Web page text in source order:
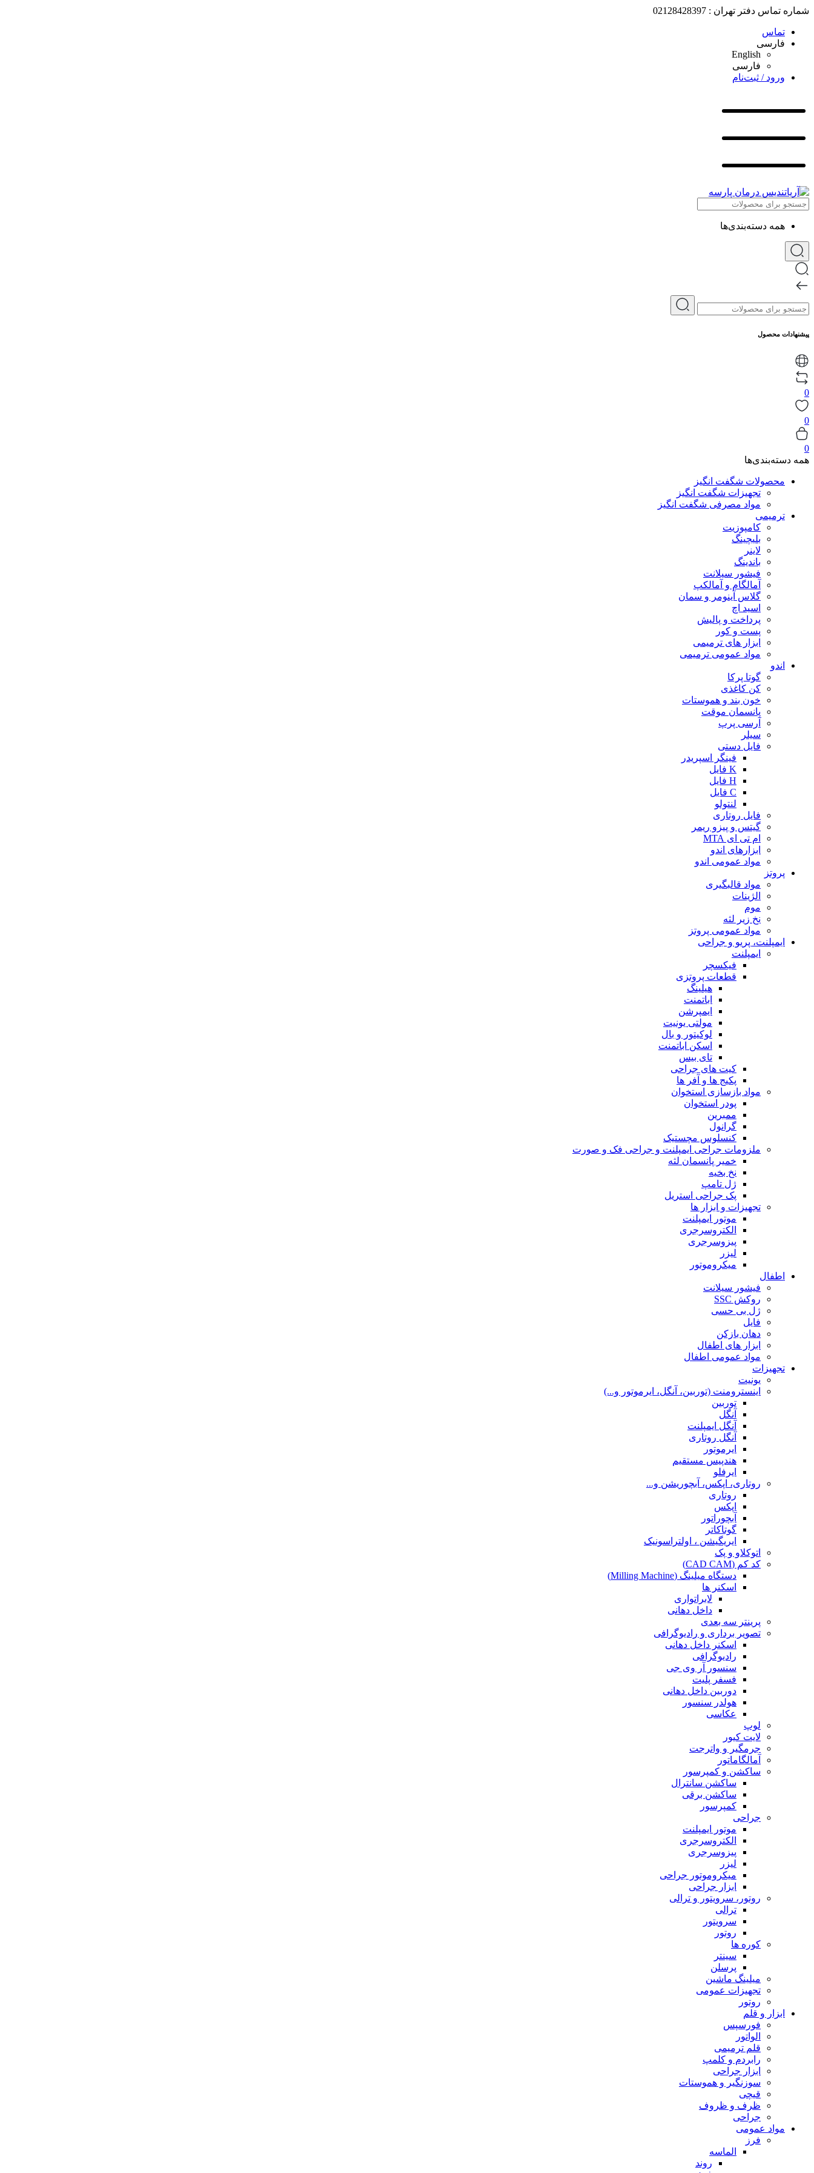
شماره تماس دفتر تهران : 02128428397
تماس
فارسی
English
فارسی
ورود / ثبت‌نام
همه دسته‌بندی‌ها
پیشنهادات محصول
0
0
0
همه دسته‌بندی‌ها
محصولات شگفت انگیز
تجهیزات شگفت انگیز
مواد مصرفی شگفت انگیز
ترمیمی
کامپوزیت
بلیچینگ
لاینر
باندینگ
فیشور سیلانت
آمالگام و آمالکپ
گلاس آینومر و سمان
اسید اچ
پرداخت و پالیش
پست و کور
ابزار های ترمیمی
مواد عمومی ترمیمی
اندو
گوتا پرکا
کن کاغذی
خون بند و هموستات
پانسمان موقت
آرسی پرپ
سیلر
فایل دستی
فینگر اسپریدر
K فایل
H فایل
C فایل
لنتولو
فایل روتاری
گیتس و پیزو ریمر
ام تی ای MTA
ابزارهای اندو
مواد عمومی اندو
پروتز
مواد قالبگیری
الژینات
موم
نخ زیر لثه
مواد عمومی پروتز
ایمپلنت، پریو و جراحی
ایمپلنت
فیکسچر
قطعات پروتزی
هیلینگ
اباتمنت
ایمپرشن
مولتی یونیت
لوکیتور و بال
اسکن اباتمنت
تای بیس
کیت های جراحی
پکیج ها و آفر ها
مواد بازسازی استخوان
پودر استخوان
ممبرین
گرانول
کنسلوس مچستیک
ملزومات جراحی ایمپلنت و جراحی فک و صورت
خمیر پانسمان لثه
نخ بخیه
ژل تامپ
پک جراحی استریل
تجهیزات و ابزار ها
موتور ایمپلنت
الکتروسرجری
پیزوسرجری
لیزر
میکروموتور
اطفال
فیشور سیلانت
روکش SSC
ژل بی حسی
فایل
دهان بازکن
ابزار های اطفال
مواد عمومی اطفال
تجهیزات
یونیت
اینسترومنت (توربین، آنگل، ایرموتور و...)
توربین
آنگل
آنگل ایمپلنت
آنگل روتاری
ایرموتور
هندپیس مستقیم
ایرفلو
روتاری، اپکس، آبچوریشن و...
روتاری
اپکس
آبچوراتور
گوتاکاتر
ایریگیشن ، اولتراسونیک
اتوکلاو و پک
کد کم (CAD CAM)
دستگاه میلینگ (Milling Machine)
اسکنر ها
لابراتواری
داخل دهانی
پرینتر سه بعدی
تصویر برداری و رادیوگرافی
اسکنر داخل دهانی
رادیوگرافی
سنسور آر وی جی
فسفر پلیت
دوربین داخل دهانی
هولدر سنسور
عکاسی
لوپ
لایت کیور
جرمگیر و واترجت
آمالگاماتور
ساکشن و کمپرسور
ساکشن سانترال
ساکشن برقی
کمپرسور
جراحی
موتور ایمپلنت
الکتروسرجری
پیزوسرجری
لیزر
میکروموتور جراحی
ابزار جراحی
روتور، سرویتور و ترالی
ترالی
سرویتور
روتور
کوره ها
سینتر
پرسلن
میلینگ ماشین
تجهیزات عمومی
روتور
ابزار و قلم
فورسپس
الواتور
قلم ترمیمی
رابردم و کلمپ
ابزار جراحی
سوزنگیر و هموستات
قیچی
ظرف و ظروف
جراحی
مواد عمومی
فرز
الماسه
روند